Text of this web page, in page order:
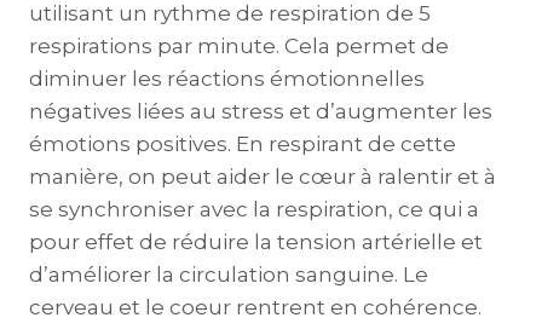
utilisant un rythme de respiration de 5
respirations par minute. Cela permet de
diminuer les réactions émotionnelles
négatives liées au stress et d’augmenter les
émotions positives. En respirant de cette
manière, on peut aider le cœur à ralentir et à
se synchroniser avec la respiration, ce qui a
pour effet de réduire la tension artérielle et
d’améliorer la circulation sanguine. Le
cerveau et le coeur rentrent en cohérence.